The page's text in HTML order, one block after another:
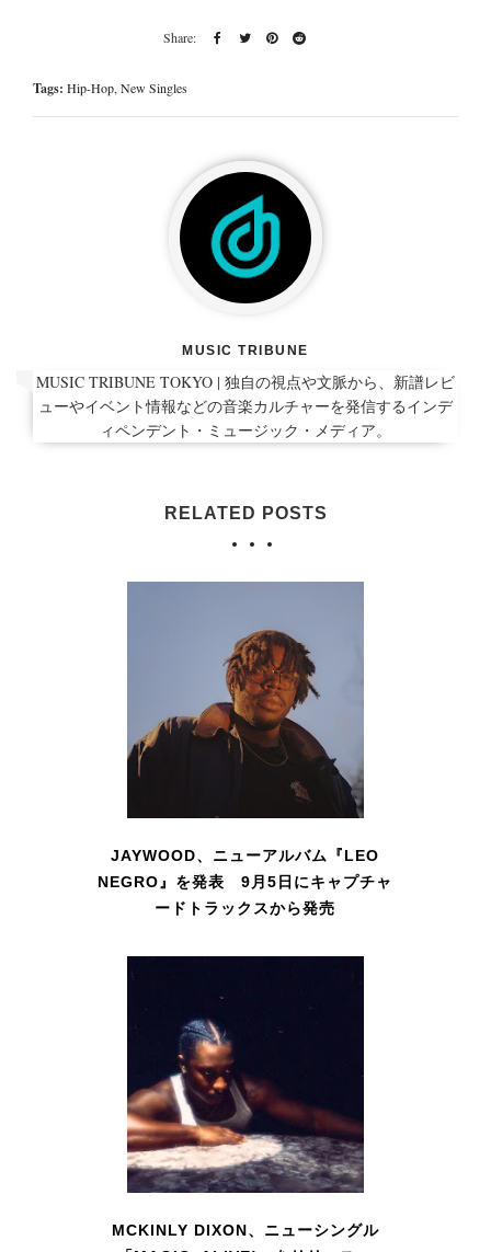
Tags: Hip-Hop,New Singles
MUSIC TRIBUNE
MUSIC TRIBUNE TOKYO | 独自の視点や文脈から、新譜レビ
ューやイベント情報などの音楽カルチャーを発信するインデ
ィペンデント・ミュージック・メディア。
RELATED POSTS
JAYWOOD、ニューアルバム『LEO
NEGRO』を発表 9月5日にキャプチャ
ードトラックスから発売
MCKINLY DIXON、ニューシングル